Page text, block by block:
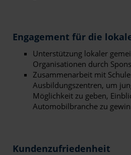
Engagement für die
Unterstützung lokaler
Organisationen durch
Zusammenarbeit mit
Ausbildungszentren, um
Möglichkeit zu geben,
Automobilbranche zu
Kundenzufriedenheit